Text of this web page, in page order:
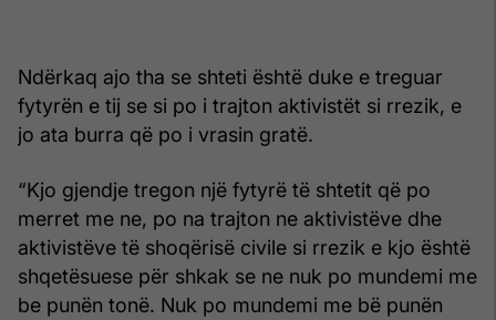
Ndërkaq ajo tha se shteti është duke e treguar
fytyrën e tij se si po i trajton aktivistët si rrezik, e
jo ata burra që po i vrasin gratë.
“Kjo gjendje tregon një fytyrë të shtetit që po
merret me ne, po na trajton ne aktivistëve dhe
aktivistëve të shoqërisë civile si rrezik e kjo është
shqetësuese për shkak se ne nuk po mundemi me
be punën tonë. Nuk po mundemi me bë punën